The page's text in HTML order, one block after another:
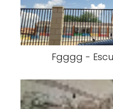
Fgggg -